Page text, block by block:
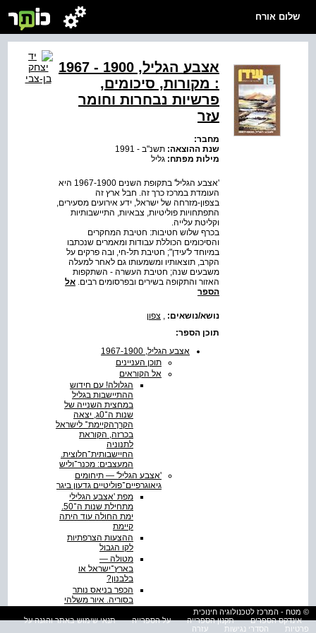
שלום אורח
אצבע הגליל, 1900 - 1967
: מקורות, סיכומים,
פרשיות נבחרות וחומר
עזר
מחבר:
שנת ההוצאה: תשנ"ב - 1991
מילות מפתח: גליל
'אצבע הגליל' בתקופת השנים 1967-1900 היא
העומדת במרכז כרך זה. חבל ארץ זה
בצפון-מזרחה של ישראל, ידע אירועים מסעירים,
התפתחויות פוליטיות, צבאיות, התיישבותיות
וקליטת עלייה.
בכרף שלוש חטיבות: חטיבת המחקרים
והסיכומים הכוללת עבודות ומאמרים שנכתבו
במיוחד ל'עידן"; חטיבת תל-חי, ובה פרקים על
הקרב, תוצאותיו ומשמעותו גם לאחר למעלה
משבעים שנה; חטיבת העשרה - השתקפות
האזור והתקופה בשירים ובפרסומים רבים. אל
הספר
נושא/נושאים:
צפון
תוכן הספר:
אצבע הגליל‭1967-1900 ,‬
תוכן העניינים
אל הקוראים
הגלולה! עם חידוש
ההתיישבות בגליל
במחצית השנייה של
שנות ה־0ג, יצאה
הקרךהקיימת־ לישראל
בכרזה, הקוראת
לתנוניה
החיישבותית־חלוצית.
המעצבים: מכנר־וליש
'אצבע הגליל' — תיחומים
גיאוגרפיים־פוליטיים גדעון ביגר
מפת 'אצבע הגלילי
ימת החולה עוד היתה
קיימת
ההצעות הצרפתיות
לקו הגבול
מטולה —
בארץ־ישראל או
בלבנון?
הכפר בניאס נותר
בסוריה. איור משלהי
המאה ה־9ו
מושבות הגליל העליון, 1882-
© מטח - המרכז לטכנולוגיה חינוכית
אינדקס הספרים
תקנון הספרייה על הספרייה
תנאי שימוש באתר והגנה על
פרטיות
הסדרי נגישות עזרה